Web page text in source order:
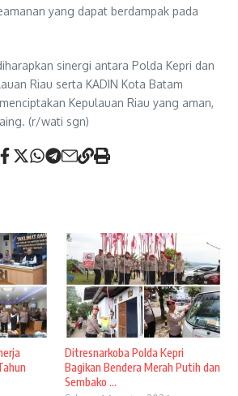
yang dapat berdampak pada
sinergi antara Polda Kepri dan
Riau serta KADIN Kota Batam
Kepulauan Riau yang aman,
(r/wati sgn)
Ditresnarkoba Polda Kepri
Bagikan Bendera Merah Putih dan
Sembako ...